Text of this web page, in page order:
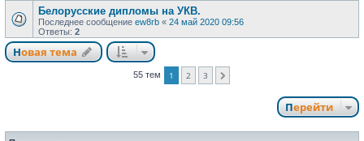
Белорусские дипломы на УКВ.
Последнее сообщение ew8rb « 24 май 2020 09:56
Ответы: 2
Новая тема
55 тем 1 2 3
Перейти